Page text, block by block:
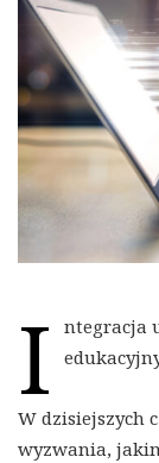
I
ntegracja
W dzisiejszych
wyzwania,